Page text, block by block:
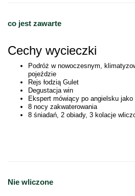
co jest zawarte
Cechy wycieczki
Podróż w nowoczesnym,
pojeździe
Rejs łodzią Gulet
Degustacja win
Ekspert mówiący po angielsku jako
8 nocy zakwaterowania
8 śniadań, 2 obiady, 3 kolacje
Nie wliczone